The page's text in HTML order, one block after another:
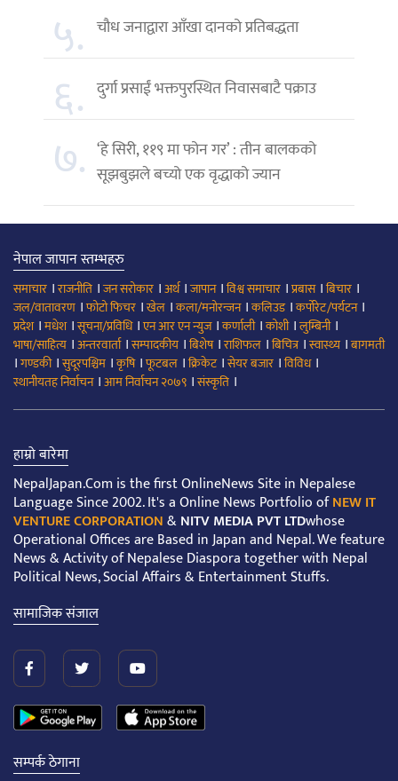
५. चौध जनाद्वारा आँखा दानको प्रतिबद्धता
६. दुर्गा प्रसाईं भक्तपुरस्थित निवासबाटै पक्राउ
७. ‘हे सिरी, ११९ मा फोन गर’ : तीन बालकको
सूझबुझले बच्यो एक वृद्धाको ज्यान
नेपाल जापान स्तम्भहरु
समाचार ।राजनीति ।जन सरोकार ।अर्थ।जापान।विश्व समाचार ।प्रबास।बिचार ।
जल/वातावरण ।फोटो फिचर ।खेल ।कला/मनोरन्जन।कलिउड।कर्पोरेट/पर्यटन।
प्रदेश।मधेश।सूचना/प्रविधि।एन आर एन न्युज।कर्णाली।कोशी।लुम्बिनी।
भाषा/साहित्य ।अन्तरवार्ता।सम्पादकीय ।बिशेष।राशिफल ।बिचित्र।स्वास्थ्य ।बागमती
।गण्डकी।सुदूरपश्चिम ।कृषि।फूटबल ।क्रिकेट।सेयर बजार ।विविध।
स्थानीयतह निर्वाचन।आम निर्वाचन २०७९ ।संस्कृति ।
हाम्रो बारेमा
NepalJapan.Com is the first OnlineNews Site in Nepalese
Language Since 2002. It's a Online News Portfolio ofNEW IT
VENTURE CORPORATION&NITV MEDIA PVT LTDwhose
Operational Offices are Based in Japan and Nepal. We feature
News & Activity of Nepalese Diaspora together with Nepal
Political News, Social Affairs & Entertainment Stuffs.
सामाजिक संजाल
सम्पर्क ठेगाना